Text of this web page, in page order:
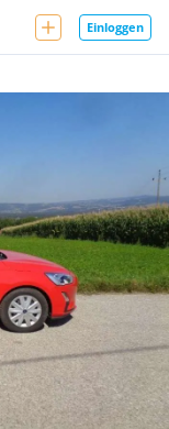
Einloggen